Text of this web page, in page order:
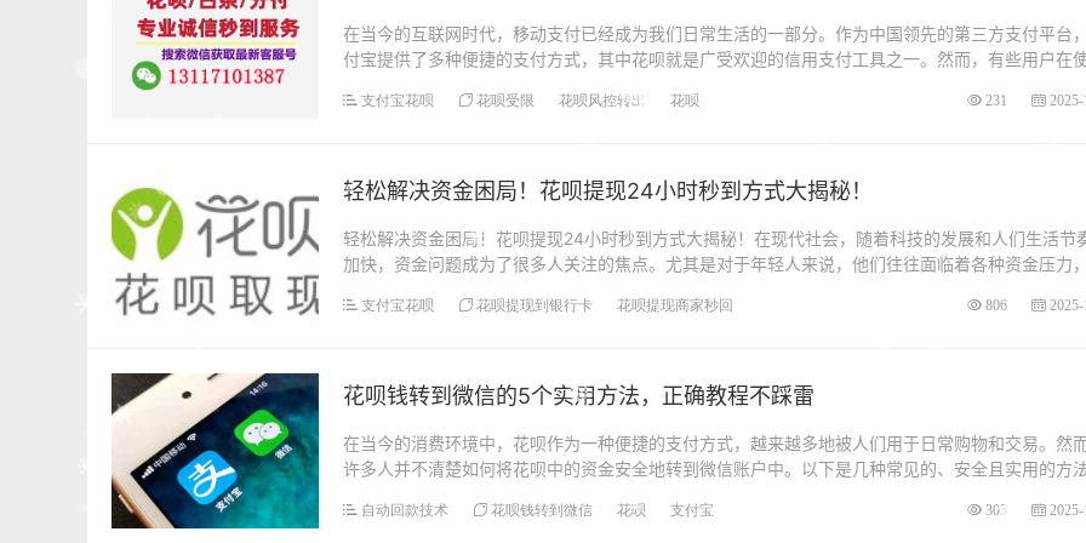
在当今的互联网时代，移动支付已经成为我们日常生活的一部分。作为中国领先的第三方支付平台
付宝提供了多种便捷的支付方式，其中花呗就是广受欢迎的信用支付工具之一。然而，有些用户在
支付宝花呗 花呗受限 花呗风控转出 花呗 231
轻松解决资金困局！花呗提现24小时秒到方式大揭秘！
轻松解决资金困局！花呗提现24小时秒到方式大揭秘！在现代社会，随着科技的发展和人们生活节
加快，资金问题成为了很多人关注的焦点。尤其是对于年轻人来说，他们往往面临着各种资金压力
支付宝花呗 花呗提现到银行卡 花呗提现商家秒回 806
花呗钱转到微信的5个实用方法，正确教程不踩雷
在当今的消费环境中，花呗作为一种便捷的支付方式，越来越多地被人们用于日常购物和交易。然而
许多人并不清楚如何将花呗中的资金安全地转到微信账户中。以下是几种常见的、安全且实用的方
自动回款技术 花呗钱转到微信 花呗 支付宝 305